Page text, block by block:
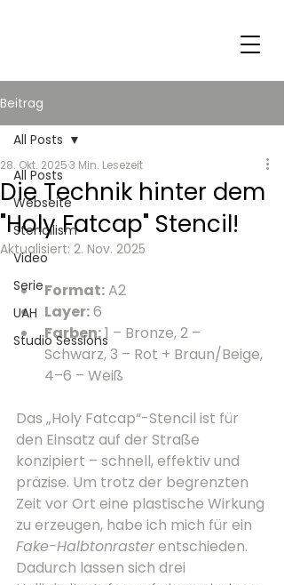
Beitrag
All Posts
Webseite
Stencilism
Video
Serie
UAH
Studio Sessions
All Posts
Die Technik hinter dem
"Holy Fatcap" Stencil!
28. Okt. 20253 Min. Lesezeit
Aktualisiert: 2. Nov. 2025
Format: A2
Layer: 6
Farben: 1 – Bronze, 2 –
Schwarz, 3 – Rot + Braun/Beige,
4–6 – Weiß
Das „Holy Fatcap“-Stencil ist für
den Einsatz auf der Straße
konzipiert – schnell, effektiv und
präzise. Um trotz der begrenzten
Zeit vor Ort eine plastische Wirkung
zu erzeugen, habe ich mich für ein
Fake-Halbtonraster entschieden.
Dadurch lassen sich drei